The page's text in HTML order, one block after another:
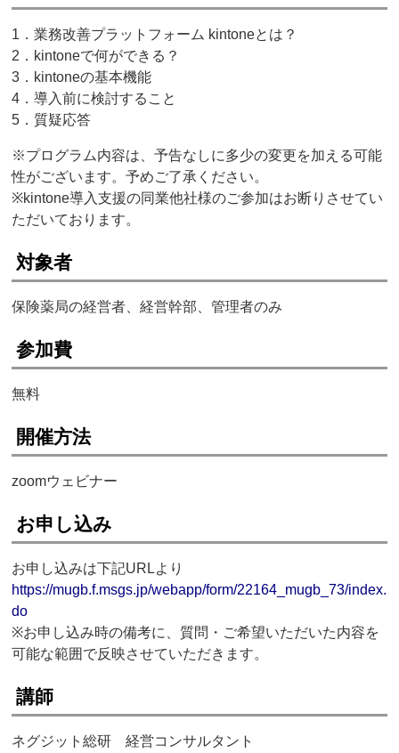
1．業務改善プラットフォーム kintoneとは？
2．kintoneで何ができる？
3．kintoneの基本機能
4．導入前に検討すること
5．質疑応答
※プログラム内容は、予告なしに多少の変更を加える可能
性がございます。予めご了承ください。
※kintone導入支援の同業他社様のご参加はお断りさせてい
ただいております。
対象者
保険薬局の経営者、経営幹部、管理者のみ
参加費
無料
開催方法
zoomウェビナー
お申し込み
お申し込みは下記URLより
https://mugb.f.msgs.jp/webapp/form/22164_mugb_73/index.
do
※お申し込み時の備考に、質問・ご希望いただいた内容を
可能な範囲で反映させていただきます。
講師
ネグジット総研 経営コンサルタント